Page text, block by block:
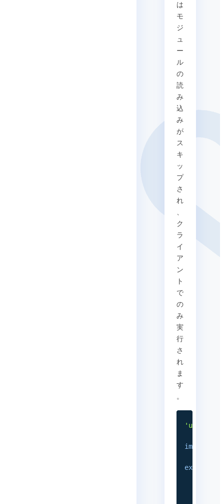
は
モ
ジ
ュ
ー
ル
の
読
み
込
み
が
ス
キ
ッ
プ
さ
れ
、
ク
ラ
イ
ア
ン
ト
で
の
み
実
行
さ
れ
ま
す
。
'use
import
export